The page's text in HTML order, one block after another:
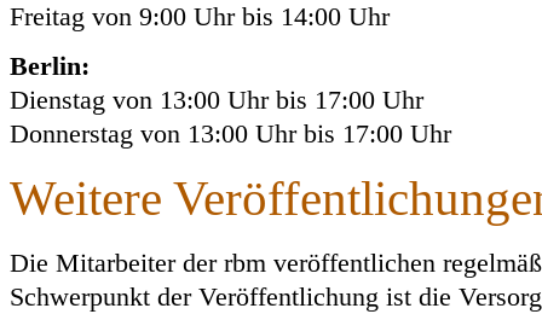
Freitag von 9:00 Uhr bis 14:00 Uhr
Berlin:
Dienstag von 13:00 Uhr bis 17:00 Uhr
Donnerstag von 13:00 Uhr bis 17:00 Uhr
Weitere
Die Mitarbeiter der rbm veröffentlichen
Schwerpunkt der Veröffentlichung ist die